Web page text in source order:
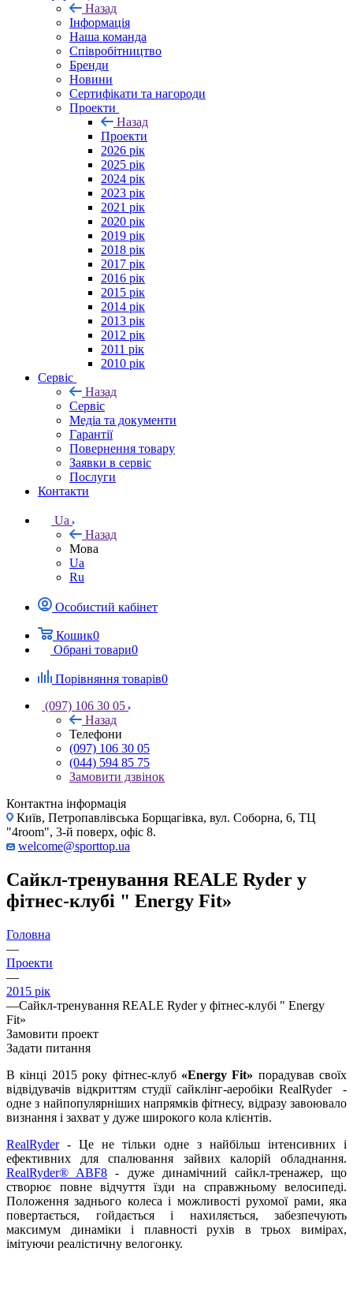
Назад
Інформація
Наша команда
Співробітництво
Бренди
Новини
Сертифікати та нагороди
Проекти
Назад
Проекти
2026 рік
2025 рік
2024 рік
2023 рік
2021 рік
2020 рік
2019 рік
2018 рік
2017 рік
2016 рік
2015 рік
2014 рік
2013 рік
2012 рік
2011 рік
2010 рік
Сервіс
Назад
Сервіс
Медіа та документи
Гарантії
Повернення товару
Заявки в сервіс
Послуги
Контакти
Ua
Назад
Мова
Ua
Ru
Особистий кабінет
Кошик0
Обрані товари0
Порівняння товарів0
(097) 106 30 05
Назад
Телефони
(097) 106 30 05
(044) 594 85 75
Замовити дзвінок
Контактна інформація
Київ, Петропавлівська Борщагівка, вул. Соборна, 6, ТЦ
"4room", 3-й поверх, офіс 8.
welcome@sporttop.ua
Сайкл-тренування REALE Ryder у
фітнес-клубі " Energy Fit»
Головна
—
Проекти
—
2015 рік
—Сайкл-тренування REALE Ryder у фітнес-клубі " Energy
Fit»
Замовити проект
Задати питання
В кінці 2015 року фітнес-клуб «Energy Fit» порадував своїх
відвідувачів відкриттям студії сайклінг-аеробіки RealRyder -
одне з найпопулярніших напрямків фітнесу, відразу завоювало
визнання і захват у дуже широкого кола клієнтів.
RealRyder- Це не тільки одне з найбільш інтенсивних і
ефективних для спалювання зайвих калорій обладнання.
RealRyder® ABF8 - дуже динамічний сайкл-тренажер, що
створює повне відчуття їзди на справжньому велосипеді.
Положення заднього колеса і можливості рухомої рами, яка
повертається, гойдається і нахиляється, забезпечують
максимум динаміки і плавності рухів в трьох вимірах,
імітуючи реалістичну велогонку.